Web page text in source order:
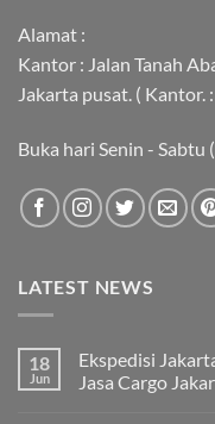
Alamat :
Kantor : Jalan Tanah
Jakarta pusat. (
Buka hari Senin - Sabtu
LATEST NEWS
18
Jun
Ekspedisi
Jasa Cargo